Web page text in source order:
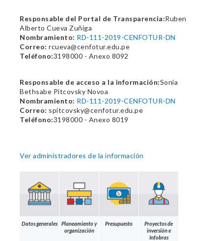
Responsable del Portal de Transparencia:Ruben
Alberto Cueva Zuñiga
Nombramiento: RD-111-2019-CENFOTUR-DN
Correo: rcueva@cenfotur.edu.pe
Teléfono:3198000 - Anexo 8092
Responsable de acceso a la información:Sonia
Bethsabe Pitcovsky Novoa
Nombramiento: RD-111-2019-CENFOTUR-DN
Correo: spitcovsky@cenfotur.edu.pe
Teléfono:3198000 - Anexo 8019
Ver administradores de la información
Datos generales
Planeamiento y
organización
Presupuesto
Proyectos de
inversión e
Infobras